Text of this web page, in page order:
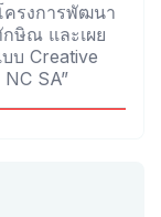
ครงการพัฒนา
ษิณ และเผย
บ Creative
SA”